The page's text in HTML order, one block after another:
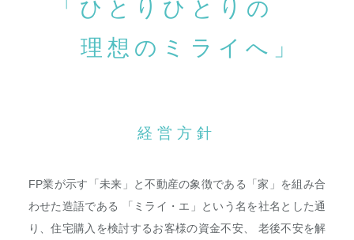
「ひとりひとりの
理想のミライへ」
経営方針
FP業が示す「未来」と不動産の象徴である「家」を組み合
わせた造語である
「ミライ・エ」という名を社名とした通
り、住宅購入を検討するお客様の資金不安、
老後不安を解